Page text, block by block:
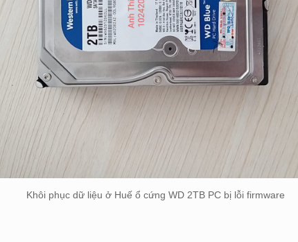
Khôi phục dữ liệu ở Huế ổ cứng WD 2TB PC bị lỗi firmware